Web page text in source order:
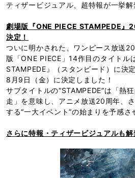
ティザービジュアル、超特報が一挙解
劇場版『ONE PIECE STAMPEDE』
決定！
ついに明かされた、ワンピース放送
版「ONE PIECE」14作目のタイトル
STAMPEDE』（スタンピード）に決
8月9日（金）に決定しました！
サブタイトルの“STAMPEDE”は「熱
走」を意味し、アニメ放送20周年、
する“一大イベント”の始まりを予感さ
さらに特報・ティザービジュアルも解